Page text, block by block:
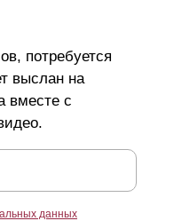
потребуется
выслан на
вместе с
данных